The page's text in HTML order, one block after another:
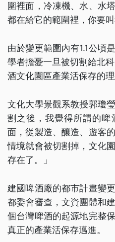
圍裡面，冷凍機、水、水
都在給它的範圍裡，你要叫
由於變更範圍內有1.1公頃
學者擔憂一旦被切割給北
酒文化園區產業活保存的理
文化大學景觀系教授郭瓊
割之後，我覺得所謂的啤
面，從製造、釀造、遊客
情境就會被切割掉，文化
存在了。」
建國啤酒廠的都市計畫變
都委會審查，文資團體和
個台灣啤酒的起源地完整
真正的產業活保存邁進。